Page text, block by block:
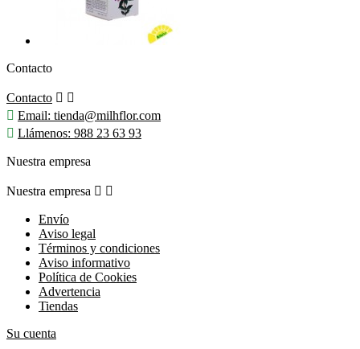
Contacto
Contacto  
 Email: tienda@milhflor.com
 Llámenos: 988 23 63 93
Nuestra empresa
Nuestra empresa  
Envío
Aviso legal
Términos y condiciones
Aviso informativo
Política de Cookies
Advertencia
Tiendas
Su cuenta